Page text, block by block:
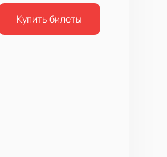
Купить билеты